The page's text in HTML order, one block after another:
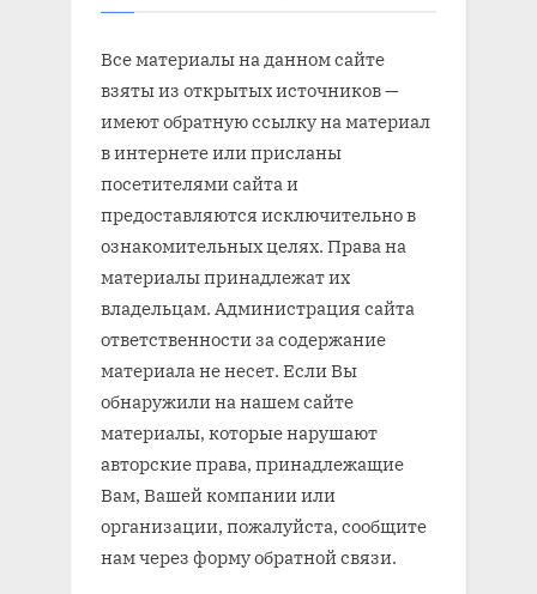
Все материалы на данном сайте
взяты из открытых источников —
имеют обратную ссылку на материал
в интернете или присланы
посетителями сайта и
предоставляются исключительно в
ознакомительных целях. Права на
материалы принадлежат их
владельцам. Администрация сайта
ответственности за содержание
материала не несет. Если Вы
обнаружили на нашем сайте
материалы, которые нарушают
авторские права, принадлежащие
Вам, Вашей компании или
организации, пожалуйста, сообщите
нам через форму обратной связи.